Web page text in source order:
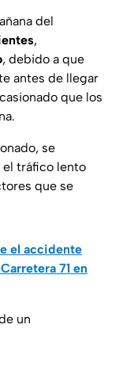
del
,
, debido a que
antes de llegar
que los
se
el tráfico lento
que se
el accidente
71 en
un